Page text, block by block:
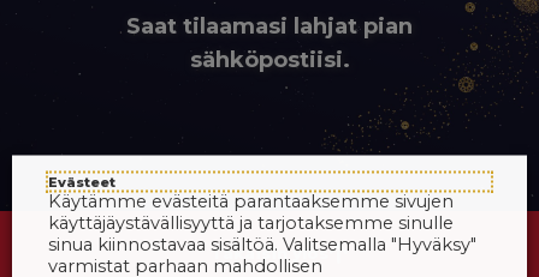
Saat tilaamasi lahjat pian
sähköpostiisi.
Takaisin ylös
Evästeet
Käytämme evästeitä parantaaksemme sivujen
käyttäjäystävällisyyttä ja tarjotaksemme sinulle
sinua kiinnostavaa sisältöä. Valitsemalla "Hyväksy"
varmistat parhaan mahdollisen